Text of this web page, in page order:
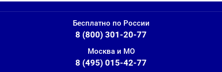
Бесплатно по России
8 (800) 301-20-77
Москва и МО
8 (495) 015-42-77